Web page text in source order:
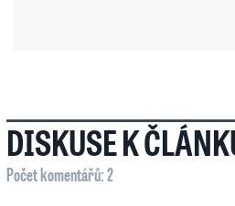
DISKUSE K
Počet komentářů: 2